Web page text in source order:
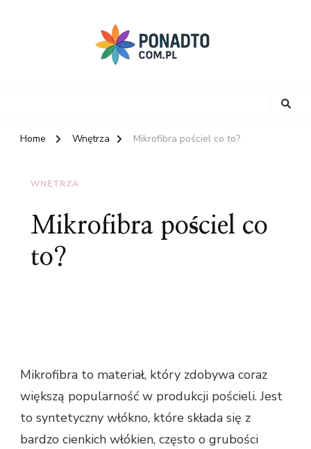
Home Wnętrza Mikrofibra pościel co to?
WNĘTRZA
Mikrofibra pościel co
to?
Mikrofibra to materiał, który zdobywa coraz
większą popularność w produkcji pościeli. Jest
to syntetyczny włókno, które składa się z
bardzo cienkich włókien, często o grubości